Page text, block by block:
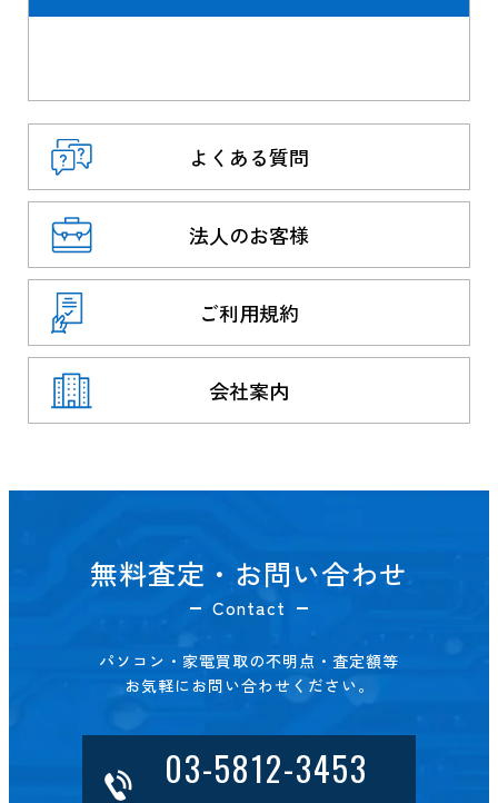
よくある質問
法人のお客様
ご利用規約
会社案内
無料査定・お問い合わせ
Contact
パソコン・家電買取の不明点・査定額等
お気軽にお問い合わせください。
03-5812-3453